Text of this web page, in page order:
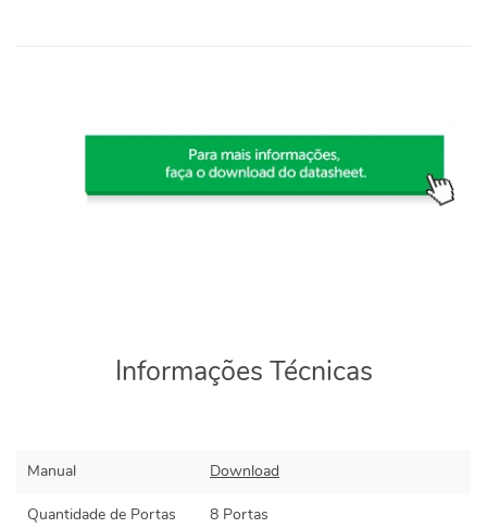
Informações Técnicas
Manual Download
Quantidade de Portas 8 Portas